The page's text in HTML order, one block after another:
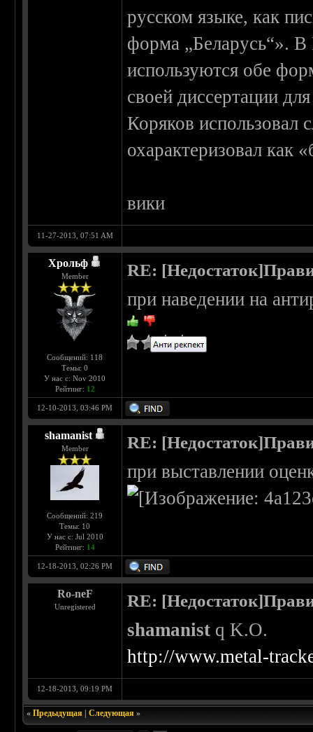
русском языке, как
форма „Беларусь“».
используются обе
своей диссертации
Коряков использовал
охарактеризовал как
вики
11-27-2013, 07:51 AM
Хрольф
Member
Сообщений: 118
Темы: 0
У нас с: Nov 2010
Рейтинг: 12
RE:
при наведении на
12-10-2013, 03:46 PM
shamanist
Member
Сообщений: 219
Темы: 10
У нас с: Jul 2010
Рейтинг: 14
RE:
при выставлении
12-18-2013, 02:26 PM
Ro-neF
Unregistered RE:
shamanist q K.O.
http://www.metal-
12-18-2013, 09:19 PM
«Предыдущая |Следующая »